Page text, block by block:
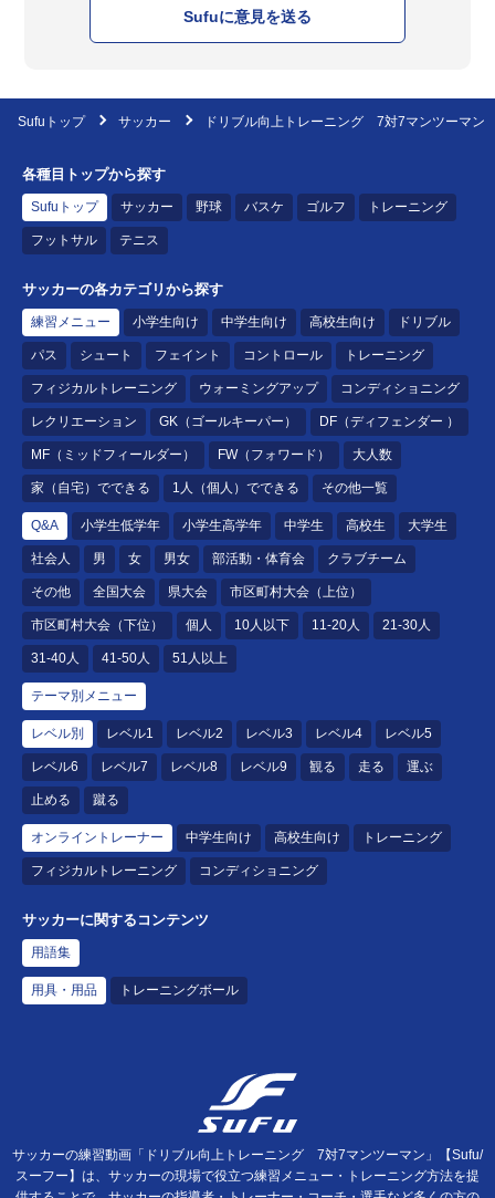
Sufuに意見を送る
Sufuトップ サッカー ドリブル向上トレーニング 7対7マンツーマン
各種目トップから探す
Sufuトップ サッカー 野球 バスケ ゴルフ トレーニング
フットサル テニス
サッカーの各カテゴリから探す
練習メニュー 小学生向け 中学生向け 高校生向け ドリブル
パス シュート フェイント コントロール トレーニング
フィジカルトレーニング ウォーミングアップ コンディショニング
レクリエーション GK（ゴールキーパー） DF（ディフェンダー ）
MF（ミッドフィールダー） FW（フォワード） 大人数
家（自宅）でできる 1人（個人）でできる その他一覧
Q&A 小学生低学年 小学生高学年 中学生 高校生 大学生
社会人 男 女 男女 部活動・体育会 クラブチーム
その他 全国大会 県大会 市区町村大会（上位）
市区町村大会（下位） 個人 10人以下 11-20人 21-30人
31-40人 41-50人 51人以上
テーマ別メニュー
レベル別 レベル1 レベル2 レベル3 レベル4 レベル5
レベル6 レベル7 レベル8 レベル9 観る 走る 運ぶ
止める 蹴る
オンライントレーナー 中学生向け 高校生向け トレーニング
フィジカルトレーニング コンディショニング
サッカーに関するコンテンツ
用語集
用具・用品 トレーニングボール
サッカーの練習動画「ドリブル向上トレーニング 7対7マンツーマン」【Sufu/
スーフー】は、サッカーの現場で役立つ練習メニュー・トレーニング方法を提